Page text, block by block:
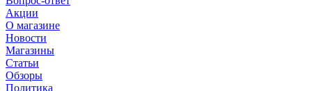
Акции
О магазине
Новости
Магазины
Статьи
Обзоры
Политика